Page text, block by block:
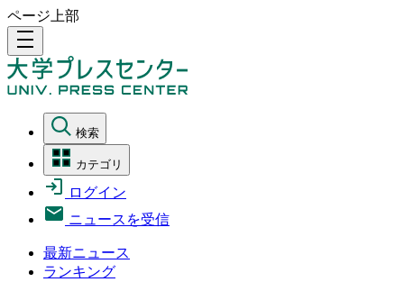
ページ上部
density_medium
検索
カテゴリ
ログイン
ニュースを受信
最新ニュース
ランキング